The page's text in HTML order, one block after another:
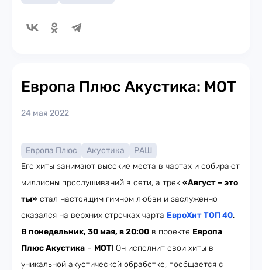
Европа Плюс Акустика: МОТ
24 мая 2022
Европа Плюс Акустика
РАШ
Его хиты занимают высокие места в чартах и собирают
миллионы прослушиваний в сети, а трек «Август – это
ты» стал настоящим гимном любви и заслуженно
оказался на верхних строчках чарта ЕвроХит ТОП 40.
В понедельник, 30 мая, в 20:00 в проекте Европа
Плюс Акустика – МОТ! Он исполнит свои хиты в
уникальной акустической обработке, пообщается с